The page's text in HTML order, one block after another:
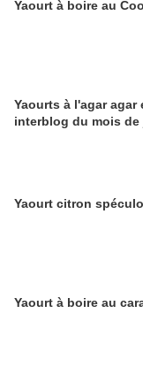
Yaourt à boire au
Yaourts à l'agar agar
interblog du mois de
Yaourt citron
Yaourt à boire au